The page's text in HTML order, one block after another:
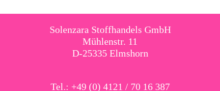
Solenzara Stoffhandels GmbH
Mühlenstr. 11
D-25335 Elmshorn
Tel.: +49 (0) 4121 / 70 16 387